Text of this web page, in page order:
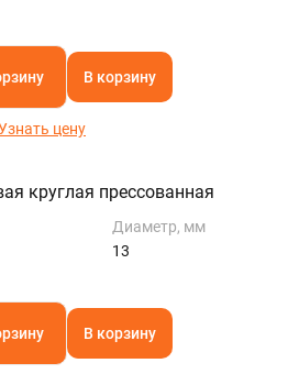
В корзину
цену
круглая прессованная
Диаметр, мм
13
В корзину